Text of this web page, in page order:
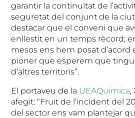
garantir la continuïtat de
seguretat del conjunt de la
destacar que el conveni que
enllestit en un temps rècord;
mesos ens hem posat d’acord
pioner que esperem que
d’altres territoris”.
El portaveu de la UEAQuímica,
afegit: “Fruit de l’incident del
del sector ens vam plantejar